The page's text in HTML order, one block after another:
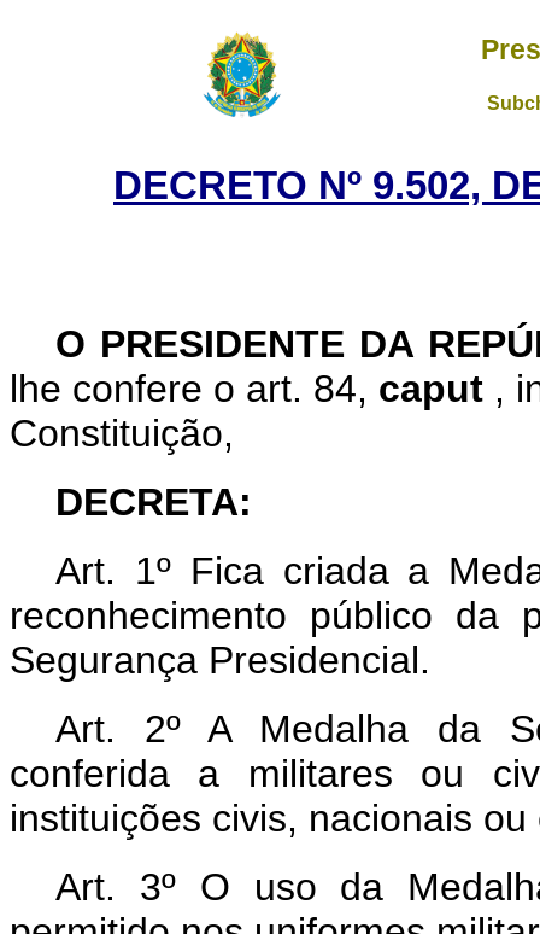
DECRETO Nº 9.502,
O PRESIDENTE DA
lhe confere o art. 84, caput ,
Constituição,
DECRETA:
Art. 1º Fica criada a
reconhecimento público da
Segurança Presidencial.
Art. 2º A Medalha da
conferida a militares ou
instituições civis, nacionais
Art. 3º O uso da